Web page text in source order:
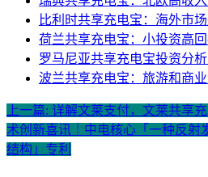
比利时共享充电宝：海外市
荷兰共享充电宝：小投资高
罗马尼亚共享充电宝投资分
波兰共享充电宝：旅游和商
上一篇: 详解文莱支付，文莱共享
术创新喜讯｜中电核心「一种反射
结构」专利